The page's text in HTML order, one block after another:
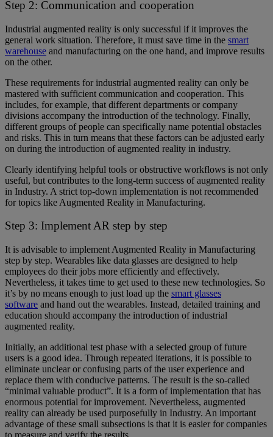
Step 2: Communication and cooperation
Industrial augmented reality is only successful if it improves the
general work situation. Therefore, it must save time in the smart
warehouse and manufacturing on the one hand, and improve results
on the other.
These requirements for industrial augmented reality can only be
mastered with sufficient communication and cooperation. This
includes, for example, that different departments or company
divisions accompany the introduction of the technology. Finally,
different groups of people can specifically name potential obstacles
and risks. This in turn means that these factors can be adjusted early
on during the introduction of augmented reality in industry.
Clearly identifying helpful tools or obstructive workflows is not only
useful, but contributes to the long-term success of augmented reality
in Industry. A strict top-down implementation is not recommended
for topics like Augmented Reality in Manufacturing.
Step 3: Implement AR step by step
It is advisable to implement Augmented Reality in Manufacturing
step by step. Wearables like data glasses are designed to help
employees do their jobs more efficiently and effectively.
Nevertheless, it takes time to get used to these new technologies. So
it’s by no means enough to just load up the smart glasses
software and hand out the wearables. Instead, detailed training and
education should accompany the introduction of industrial
augmented reality.
Initially, an additional test phase with a selected group of future
users is a good idea. Through repeated iterations, it is possible to
eliminate unclear or confusing parts of the user experience and
replace them with conducive patterns. The result is the so-called
“minimal valuable product”. It is a form of implementation that has
enormous potential for improvement. Nevertheless, augmented
reality can already be used purposefully in Industry. An important
advantage of these small subsections is that it is easier for companies
to measure and verify the results.